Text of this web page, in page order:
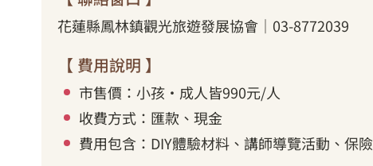
花蓮縣鳳林鎮觀光旅遊發展協會｜03-8772039
【 費用說明 】
市售價：小孩・成人皆990元/人
收費方式：匯款、現金
費用包含：DIY體驗材料、講師導覽活動、保險